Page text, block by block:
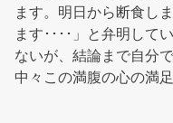
ます。明日から断食し
ます････」と弁明して
ないが、結論まで自分
中々この満腹の心の満